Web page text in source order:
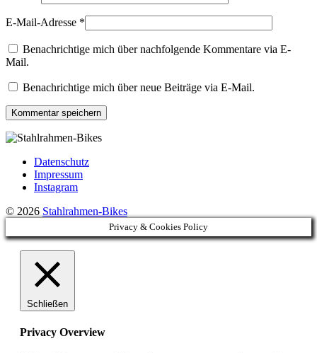
E-Mail-Adresse *
Benachrichtige mich über nachfolgende Kommentare via E-
Mail.
Benachrichtige mich über neue Beiträge via E-Mail.
Datenschutz
Impressum
Instagram
© 2026 Stahlrahmen-Bikes
Privacy & Cookies Policy
Schließen
Privacy Overview